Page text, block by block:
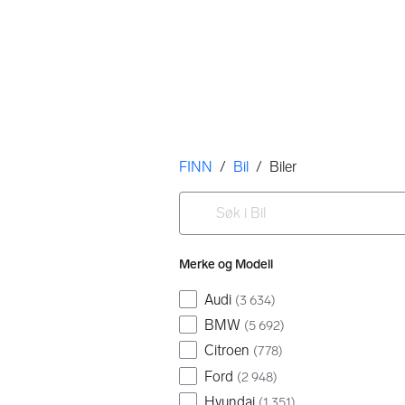
Her er du
FINN / Bil / Biler
Filtre
Søk i Bil
Merke og Modell
Audi (3 634)
BMW (5 692)
Citroen (778)
Ford (2 948)